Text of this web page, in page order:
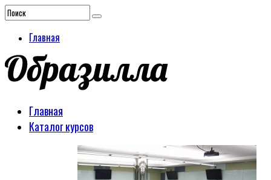
Главная
Главная
Каталог курсов